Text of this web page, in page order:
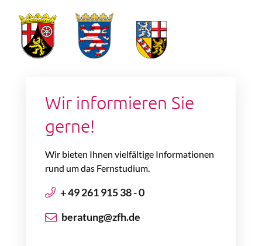
Wir informieren Sie
gerne!
Wir bieten Ihnen vielfältige Informationen
rund um das Fernstudium.
+ 49 261 915 38 - 0
beratung@zfh.de